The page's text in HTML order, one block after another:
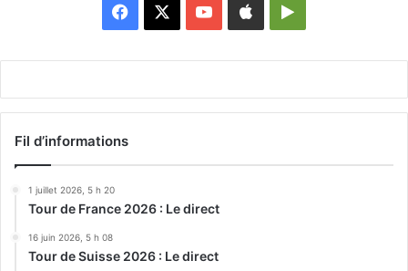
Facebook YouTubeAppleGoogle
Fil d’informations
1 juillet 2026, 5 h 20
Tour de France 2026 : Le direct
16 juin 2026, 5 h 08
Tour de Suisse 2026 : Le direct